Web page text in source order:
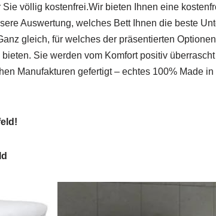
völlig kostenfrei.Wir bieten Ihnen eine
Auswertung, welches Bett Ihnen die beste
gleich, für welches der präsentierten
Sie werden vom Komfort positiv
Manufakturen gefertigt – echtes 100% Made